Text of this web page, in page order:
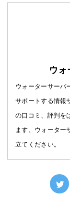
ウ
ウォーターサーバ
サポートする情報
の口コミ、評判を
ます。ウォーター
立てください。